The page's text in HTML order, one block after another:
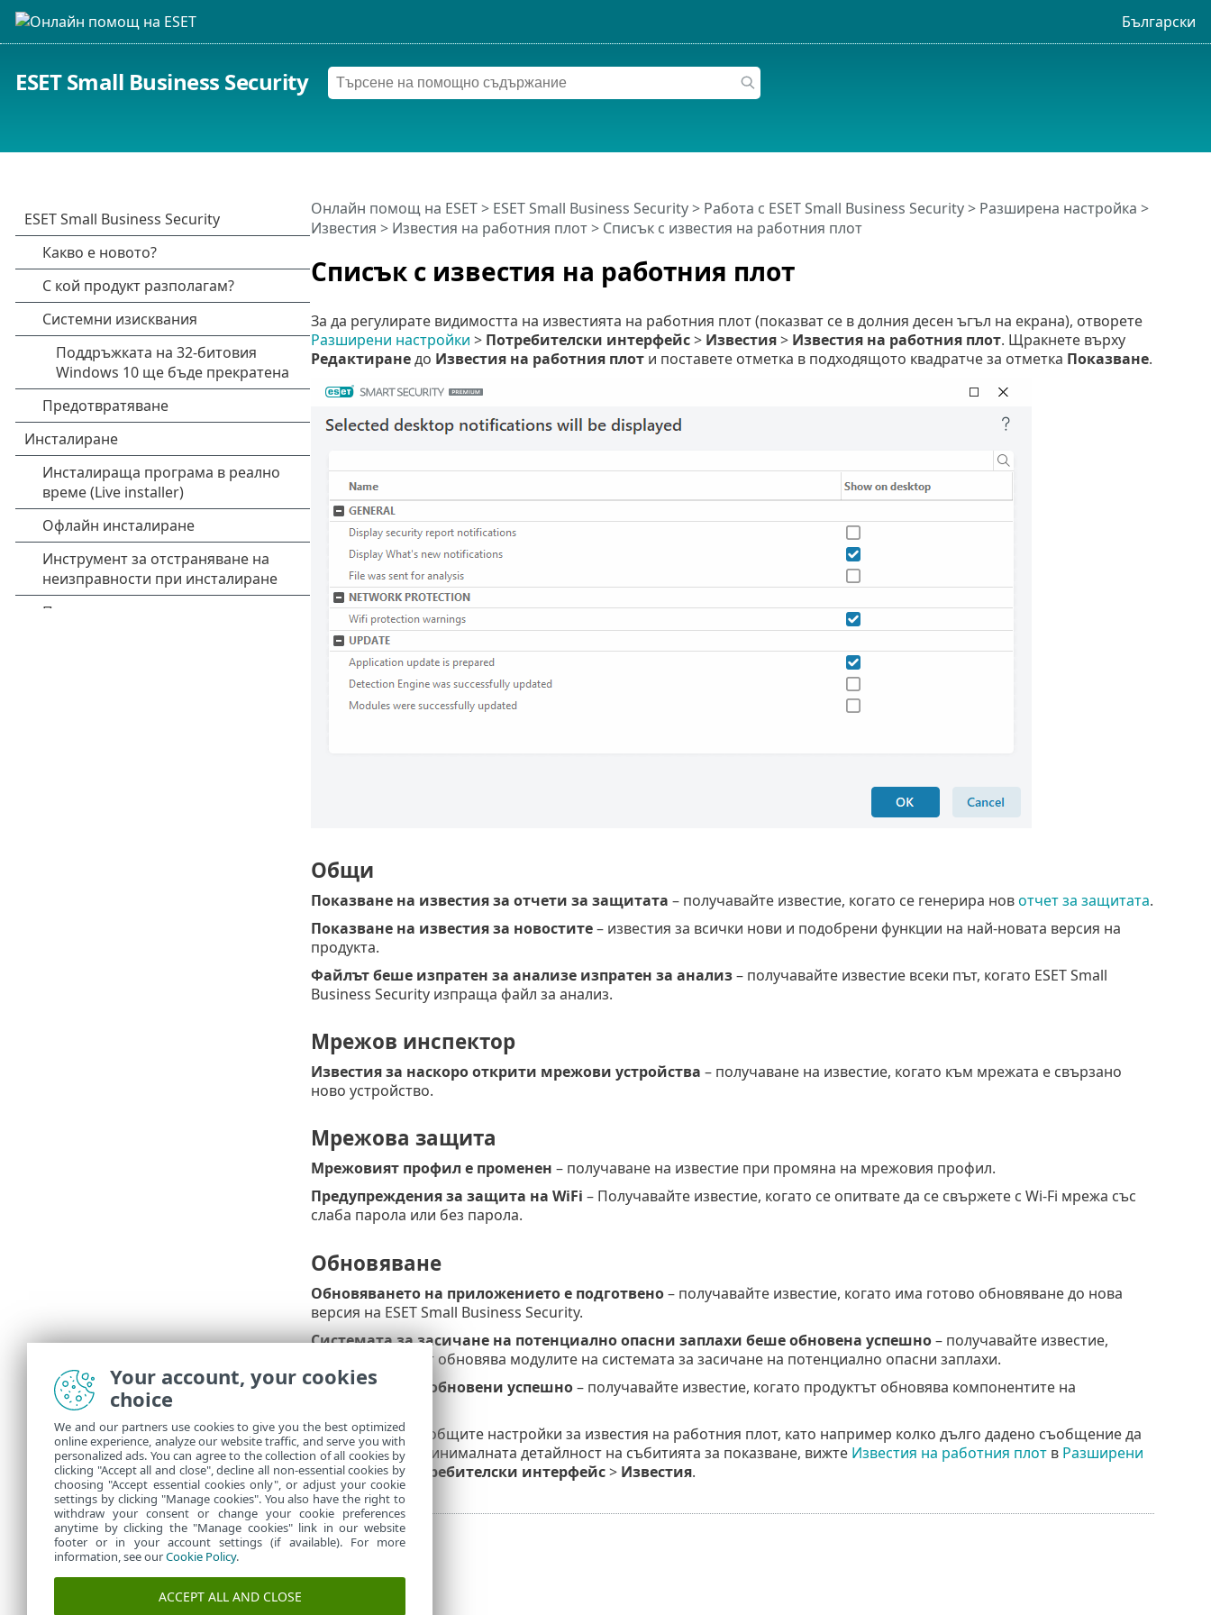
Български
ESET Small Business Security
Списък с известия на работния плот
Онлайн помощ на ESET> ESET Small Business Security> Работа с ESET Small Business Security> Разширена настройка >
Известия > Известия на работния плот> Списък с известия на работния плот
За да регулирате видимостта на известията на работния плот (показват се в долния десен ъгъл на екрана), отворете
Разширени настройки > Потребителски интерфейс> Известия> Известия на работния плот. Щракнете върху
Редактиранедо Известия на работния плоти поставете отметка в подходящото квадратче за отметка Показване.
Общи
Показване на известия за отчети за защитата – получавайте известие, когато се генерира новотчет за защитата.
Показване на известия за новостите– известия за всички нови и подобрени функции на най-новата версия на
продукта.
Файлът беше изпратен за анализе изпратен за анализ– получавайте известие всеки път, когато ESET Small
Business Security изпраща файл за анализ.
Мрежов инспектор
Известия за наскоро открити мрежови устройства – получаване на известие, когато към мрежата е свързано
ново устройство.
Мрежова защита
Мрежовият профил е променен – получаване на известие при промяна на мрежовия профил.
Предупреждения за защита на WiFi – Получавайте известие, когато се опитвате да се свържете с Wi-Fi мрежа със
слаба парола или без парола.
Обновяване
Обновяването на приложението е подготвено– получавайте известие, когато има готово обновяване до нова
версия на ESET Small Business Security.
Системата за засичане на потенциално опасни заплахи беше обновена успешно– получавайте известие,
когато продуктът обновява модулите на системата за засичане на потенциално опасни заплахи.
Модулите бяха обновени успешно– получавайте известие, когато продуктът обновява компонентите на
За да настроите общите настройки за известия на работния плот, като например колко дълго дадено съобщение да
се показва или минималната детайлност на събитията за показване, вижте Известия на работния плотв Разширени
настройки>Потребителски интерфейс> Известия.
Your account, your cookies
choice
We and our partners use cookies to give you the best optimized
online experience, analyze our website traffic, and serve you with
personalized ads. You can agree to the collection of all cookies by
clicking "Accept all and close", decline all non-essential cookies by
choosing "Accept essential cookies only", or adjust your cookie
settings by clicking "Manage cookies". You also have the right to
withdraw your consent or change your cookie preferences
anytime by clicking the "Manage cookies" link in our website
footer or in your account settings (if available). For more
information, see ourCookie Policy.
ACCEPT ALL AND CLOSE